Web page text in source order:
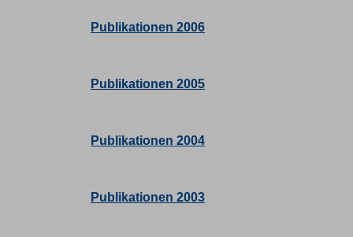
Publikationen 2006
Publikationen 2005
Publikationen 2004
Publikationen 2003